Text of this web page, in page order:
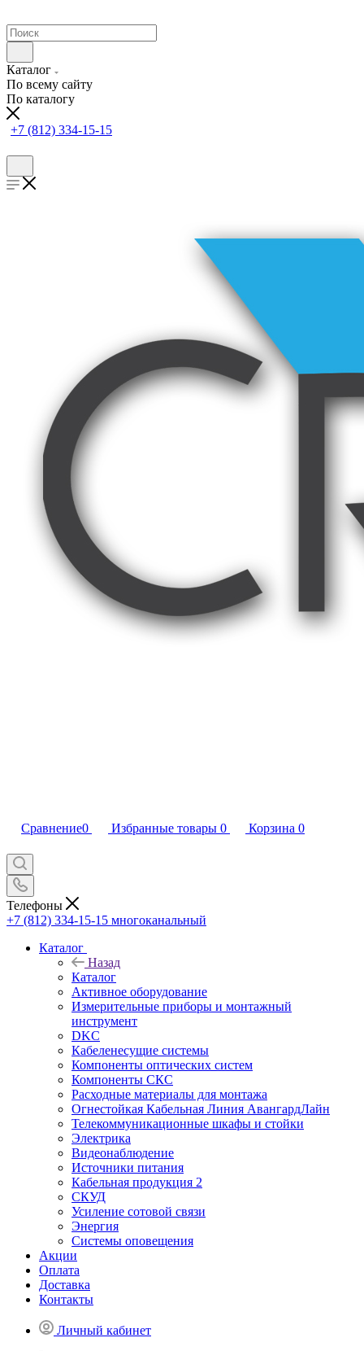
Каталог
По всему сайту
По каталогу
+7 (812) 334-15-15
Сравнение0 Избранные товары 0 Корзина 0
Телефоны
+7 (812) 334-15-15 многоканальный
Каталог
Назад
Каталог
Активное оборудование
Измерительные приборы и монтажный
инструмент
DKC
Кабеленесущие системы
Компоненты оптических систем
Компоненты СКС
Расходные материалы для монтажа
Огнестойкая Кабельная Линия АвангардЛайн
Телекоммуникационные шкафы и стойки
Электрика
Видеонаблюдение
Источники питания
Кабельная продукция 2
СКУД
Усиление сотовой связи
Энергия
Системы оповещения
Акции
Оплата
Доставка
Контакты
Личный кабинет